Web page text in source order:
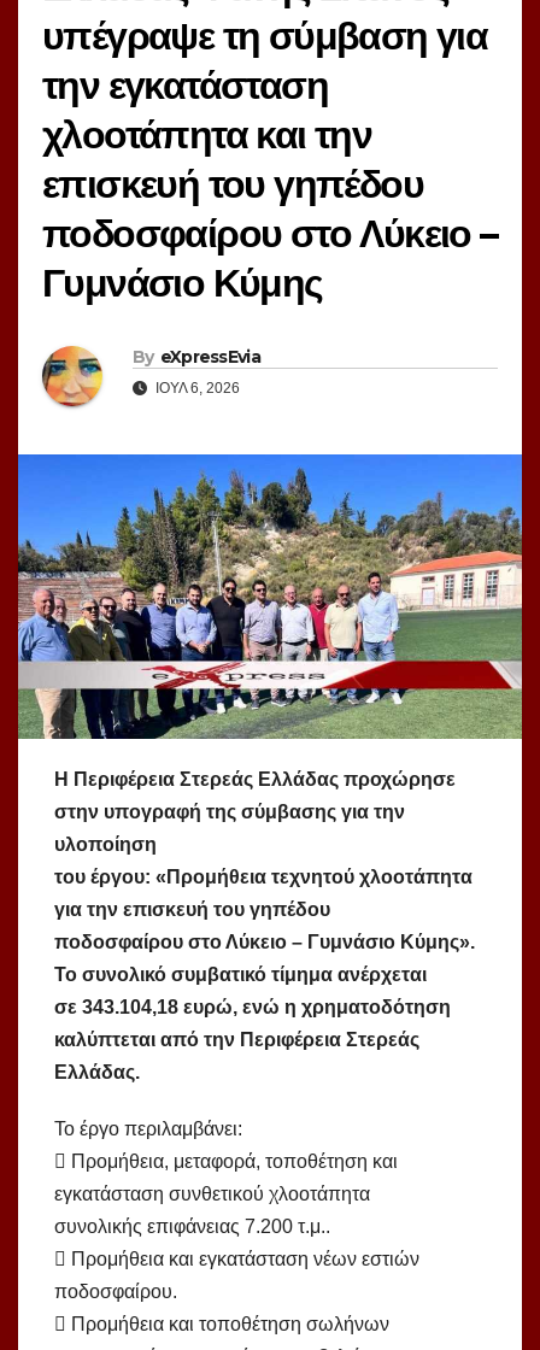
υπέγραψε τη σύμβαση για
την εγκατάσταση
χλοοτάπητα και την
επισκευή του γηπέδου
ποδοσφαίρου στο Λύκειο –
Γυμνάσιο Κύμης
By eXpressEvia
ΙΟΎΛ 6, 2026
Η Περιφέρεια Στερεάς Ελλάδας προχώρησε
στην υπογραφή της σύμβασης για την
υλοποίηση
του έργου: «Προμήθεια τεχνητού χλοοτάπητα
για την επισκευή του γηπέδου
ποδοσφαίρου στο Λύκειο – Γυμνάσιο Κύμης».
Το συνολικό συμβατικό τίμημα ανέρχεται
σε 343.104,18 ευρώ, ενώ η χρηματοδότηση
καλύπτεται από την Περιφέρεια Στερεάς
Ελλάδας.
Το έργο περιλαμβάνει:
 Προμήθεια, μεταφορά, τοποθέτηση και
εγκατάσταση συνθετικού χλοοτάπητα
συνολικής επιφάνειας 7.200 τ.μ..
 Προμήθεια και εγκατάσταση νέων εστιών
ποδοσφαίρου.
 Προμήθεια και τοποθέτηση σωλήνων